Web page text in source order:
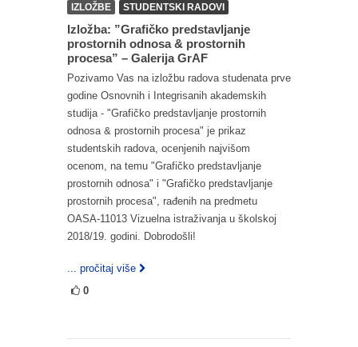
IZLOŽBE STUDENTSKI RADOVI
Izložba: ”Grafičko predstavljanje
prostornih odnosa & prostornih
procesa” – Galerija GrAF
Pozivamo Vas na izložbu radova studenata prve
godine Osnovnih i Integrisanih akademskih
studija - "Grafičko predstavljanje prostornih
odnosa & prostornih procesa" je prikaz
studentskih radova, ocenjenih najvišom
ocenom, na temu "Grafičko predstavljanje
prostornih odnosa" i "Grafičko predstavljanje
prostornih procesa", rađenih na predmetu
OASA-11013 Vizuelna istraživanja u školskoj
2018/19. godini. Dobrodošli!
... pročitaj više
0